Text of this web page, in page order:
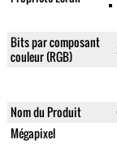
Bits par composant
couleur (RGB)
Nom du Produit
Mégapixel